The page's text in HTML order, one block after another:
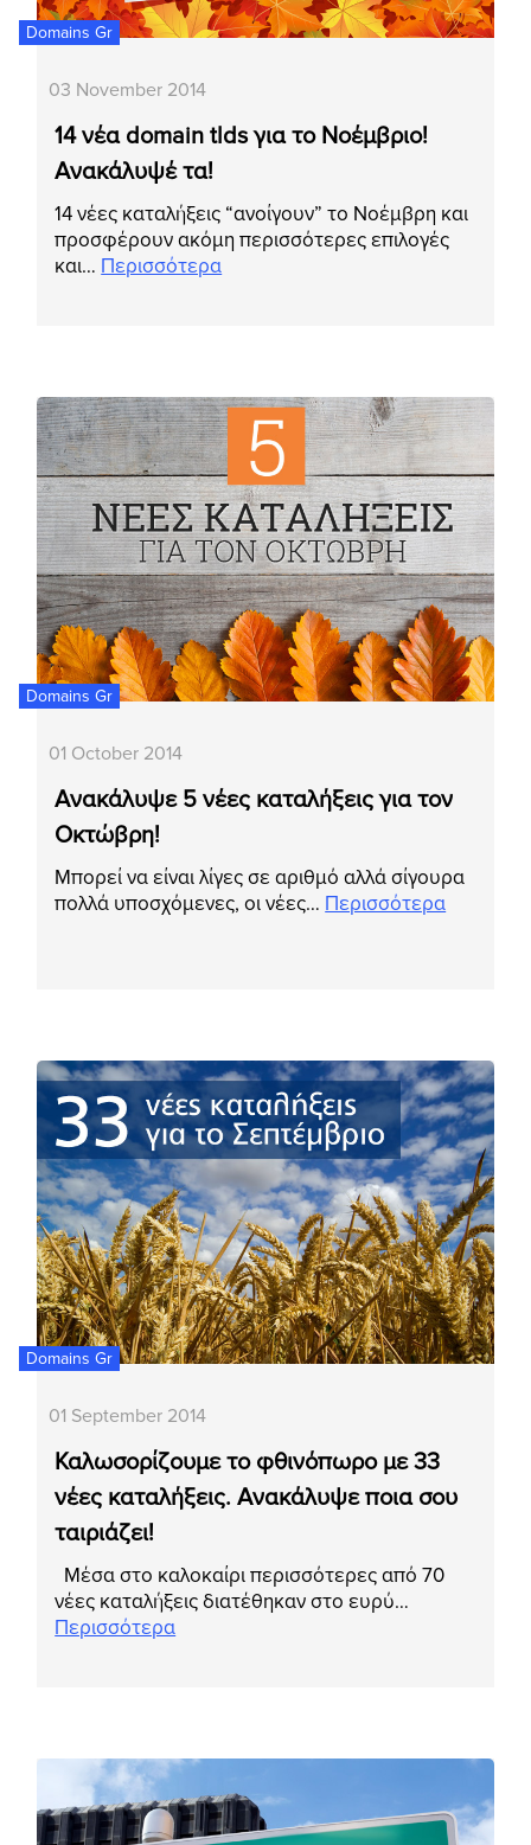
Domains Gr
03 November 2014
14 νέα domain tlds για το Νοέμβριο!
Ανακάλυψέ τα!
14 νέες καταλήξεις “ανοίγουν” το Νοέμβρη και
προσφέρουν ακόμη περισσότερες επιλογές
και… Περισσότερα
Domains Gr
01 October 2014
Ανακάλυψε 5 νέες καταλήξεις για τον
Οκτώβρη!
Μπορεί να είναι λίγες σε αριθμό αλλά σίγουρα
πολλά υποσχόμενες, οι νέες… Περισσότερα
Domains Gr
01 September 2014
Καλωσορίζουμε το φθινόπωρο με 33
νέες καταλήξεις. Ανακάλυψε ποια σου
ταιριάζει!
Μέσα στο καλοκαίρι περισσότερες από 70
νέες καταλήξεις διατέθηκαν στο ευρύ…
Περισσότερα